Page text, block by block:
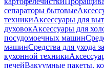
сепараторы бытовые
техникиАксессуары для
духовокАксессуары для
посудомоечных машин
машинСредства для ухода
кухонной техники
печейВакуумные пакеты,